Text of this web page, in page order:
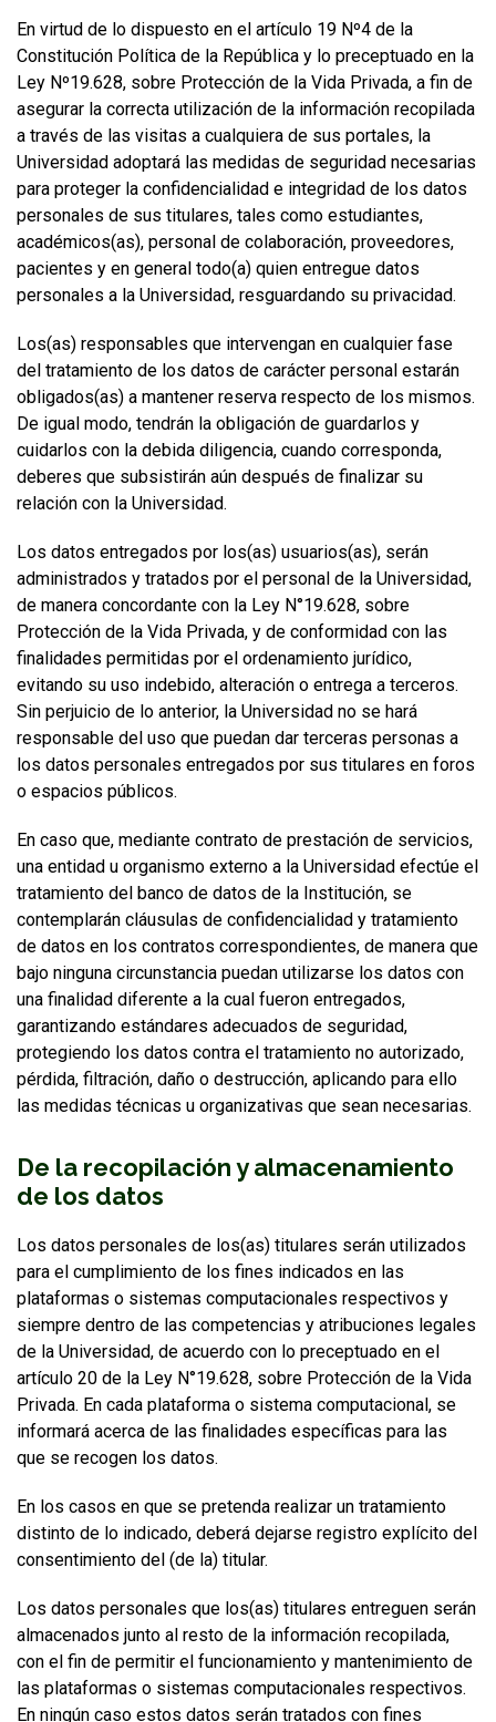
En virtud de lo dispuesto en el artículo 19 Nº4 de la
Constitución Política de la República y lo preceptuado en la
Ley Nº19.628, sobre Protección de la Vida Privada, a fin de
asegurar la correcta utilización de la información recopilada
a través de las visitas a cualquiera de sus portales, la
Universidad adoptará las medidas de seguridad necesarias
para proteger la confidencialidad e integridad de los datos
personales de sus titulares, tales como estudiantes,
académicos(as), personal de colaboración, proveedores,
pacientes y en general todo(a) quien entregue datos
personales a la Universidad, resguardando su privacidad.
Los(as) responsables que intervengan en cualquier fase
del tratamiento de los datos de carácter personal estarán
obligados(as) a mantener reserva respecto de los mismos.
De igual modo, tendrán la obligación de guardarlos y
cuidarlos con la debida diligencia, cuando corresponda,
deberes que subsistirán aún después de finalizar su
relación con la Universidad.
Los datos entregados por los(as) usuarios(as), serán
administrados y tratados por el personal de la Universidad,
de manera concordante con la Ley N°19.628, sobre
Protección de la Vida Privada, y de conformidad con las
finalidades permitidas por el ordenamiento jurídico,
evitando su uso indebido, alteración o entrega a terceros.
Sin perjuicio de lo anterior, la Universidad no se hará
responsable del uso que puedan dar terceras personas a
los datos personales entregados por sus titulares en foros
o espacios públicos.
En caso que, mediante contrato de prestación de servicios,
una entidad u organismo externo a la Universidad efectúe el
tratamiento del banco de datos de la Institución, se
contemplarán cláusulas de confidencialidad y tratamiento
de datos en los contratos correspondientes, de manera que
bajo ninguna circunstancia puedan utilizarse los datos con
una finalidad diferente a la cual fueron entregados,
garantizando estándares adecuados de seguridad,
protegiendo los datos contra el tratamiento no autorizado,
pérdida, filtración, daño o destrucción, aplicando para ello
las medidas técnicas u organizativas que sean necesarias.
De la recopilación y almacenamiento
de los datos
Los datos personales de los(as) titulares serán utilizados
para el cumplimiento de los fines indicados en las
plataformas o sistemas computacionales respectivos y
siempre dentro de las competencias y atribuciones legales
de la Universidad, de acuerdo con lo preceptuado en el
artículo 20 de la Ley N°19.628, sobre Protección de la Vida
Privada. En cada plataforma o sistema computacional, se
informará acerca de las finalidades específicas para las
que se recogen los datos.
En los casos en que se pretenda realizar un tratamiento
distinto de lo indicado, deberá dejarse registro explícito del
consentimiento del (de la) titular.
Los datos personales que los(as) titulares entreguen serán
almacenados junto al resto de la información recopilada,
con el fin de permitir el funcionamiento y mantenimiento de
las plataformas o sistemas computacionales respectivos.
En ningún caso estos datos serán tratados con fines